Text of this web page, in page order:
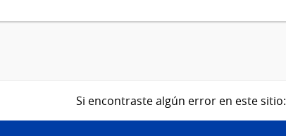
Si encontraste algún error en este sitio: